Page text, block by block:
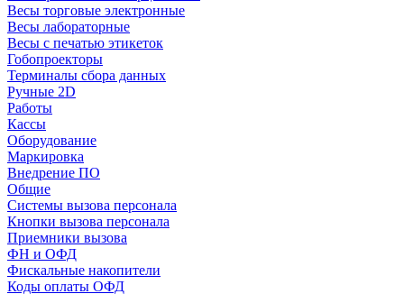
Весы торговые электронные
Весы лабораторные
Весы с печатью этикеток
Гобопроекторы
Терминалы сбора данных
Ручные 2D
Работы
Кассы
Оборудование
Маркировка
Внедрение ПО
Общие
Системы вызова персонала
Кнопки вызова персонала
Приемники вызова
ФН и ОФД
Фискальные накопители
Коды оплаты ОФД